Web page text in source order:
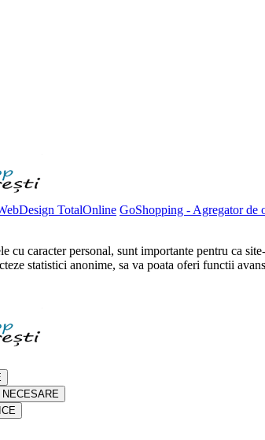
TotalOnline GoShopping - Agregator de
cu caracter personal, sunt importante pentru ca
statistici anonime, sa va poata oferi functii